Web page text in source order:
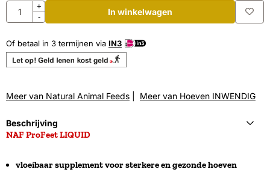
Aantal
+
-
In winkelwagen
Of betaal in 3 termijnen via IN3
Meer van Natural Animal Feeds Meer van Hoeven INWENDIG
Beschrijving
NAF ProFeet LIQUID
vloeibaar supplement voor sterkere en gezonde hoeven